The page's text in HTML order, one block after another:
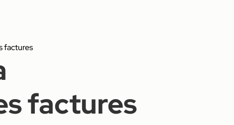
factures
factures